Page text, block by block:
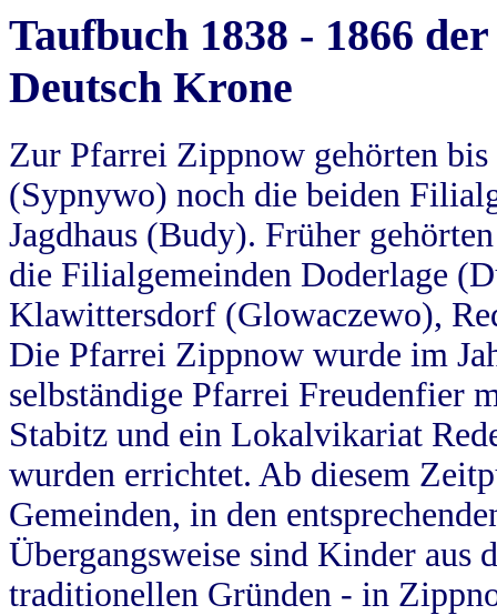
Taufbuch 1838 - 1866
Deutsch Krone
Zur Pfarrei Zippnow gehörten
(Sypnywo) noch die beiden
Jagdhaus (Budy). Früher
die Filialgemeinden Doderlage
Klawittersdorf (Glowaczewo),
Die Pfarrei Zippnow wurde im
selbständige Pfarrei Freudenfier
Stabitz und ein Lokalvikariat
wurden errichtet. Ab diesem
Gemeinden, in den
Übergangsweise sind Kinder aus
traditionellen Gründen - in